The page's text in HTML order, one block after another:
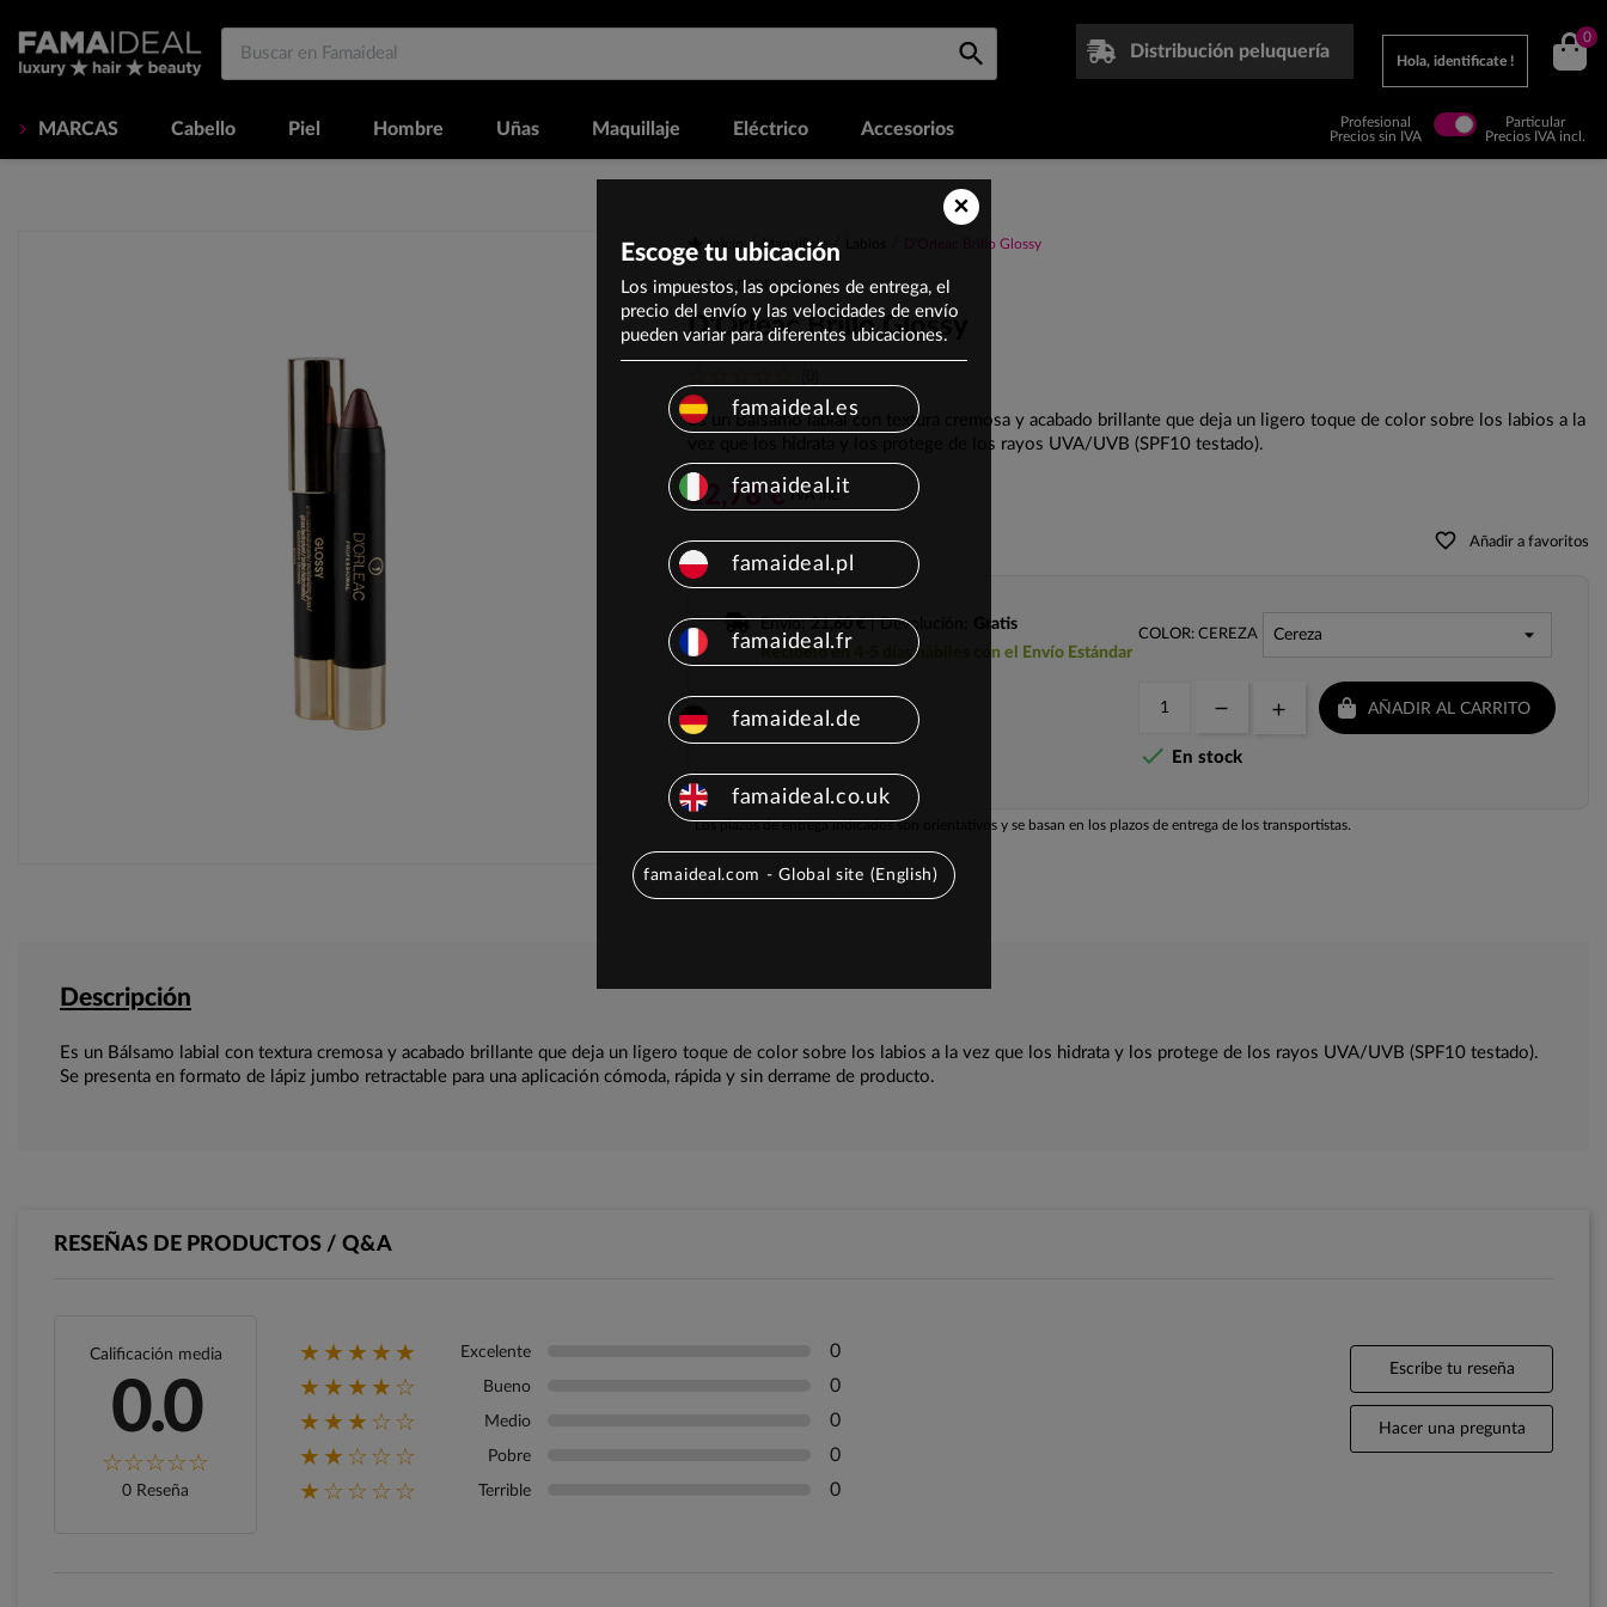
Distribución peluquería
Hola, identificate !
0
MARCAS Cabello Piel Hombre Uñas Maquillaje Eléctrico Accesorios
Profesional
Precios sin IVA
Particular
Precios IVA incl.
Inicio Maquillaje D'Orleac Brillo Glossy
Marca: D'ORLEAC
D'Orleac Brillo Glossy
Es un Bálsamo labial con textura cremosa y acabado brillante que deja un ligero toque de color sobre los labios a la
vez que los hidrata y los protege de los rayos UVA/UVB (SPF10 testado).
12,78 € IVA inc.
favorite_border Añadir a favoritos
Envío:21,60 €| Devolución:
Gratis
Recíbelo en 4-5 días hábiles con el Envío Estándar
COLOR: CEREZA
AÑADIR AL CARRITO
 En stock
Los plazos de entrega indicados son orientativos y se basan en los plazos de entrega de los transportistas.
Descripción
Es un Bálsamo labial con textura cremosa y acabado brillante que deja un ligero toque de color sobre los labios a la vez que los hidrata y los protege de los rayos UVA/UVB (SPF10 testado).
Se presenta en formato de lápiz jumbo retractable para una aplicación cómoda, rápida y sin derrame de producto.
RESEÑAS DE PRODUCTOS / Q&A
Calificación media
0.0
0 Reseña
★★★★★ Excelente 0
★★★★☆ Bueno 0
★★★☆☆ Medio 0
★★☆☆☆ Pobre 0
★☆☆☆☆ Terrible 0
Escribe tu reseña
Hacer una pregunta
×
Escoge tu ubicación
Los impuestos, las opciones de entrega, el
precio del envío y las velocidades de envío
pueden variar para diferentes ubicaciones.
famaideal.es
famaideal.it
famaideal.pl
famaideal.fr
famaideal.de
famaideal.co.uk
famaideal.com - Global site (English)